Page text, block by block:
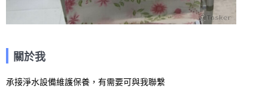
關於我
承接淨水設備維護保養，有需要可與我聯繫